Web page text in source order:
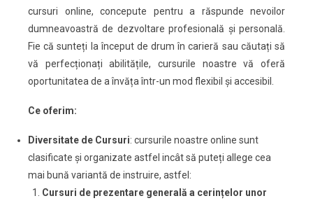
cursuri online, concepute pentru a răspunde nevoilor
dumneavoastră de dezvoltare profesională și personală.
Fie că sunteți la început de drum în carieră sau căutați să
vă perfecționați abilitățile, cursurile noastre vă oferă
oportunitatea de a învăța într-un mod flexibil și accesibil.
Ce oferim:
Diversitate de Cursuri: cursurile noastre online sunt
clasificate și organizate astfel incât să puteți allege cea
mai bună variantă de instruire, astfel:
Cursuri de prezentare generală a cerințelor unor